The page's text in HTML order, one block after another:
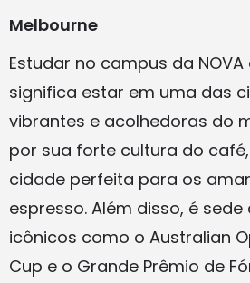
Melbourne
Estudar no campus da
significa estar em uma das
vibrantes e acolhedoras do
por sua forte cultura do
cidade perfeita para os
espresso. Além disso, é
icônicos como o Australian
Cup e o Grande Prêmio de